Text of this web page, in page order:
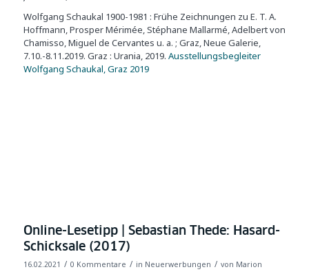
Wolfgang Schaukal 1900-1981 : Frühe Zeichnungen zu E. T. A.
Hoffmann, Prosper Mérimée, Stéphane Mallarmé, Adelbert von
Chamisso, Miguel de Cervantes u. a. ; Graz, Neue Galerie,
7.10.-8.11.2019. Graz : Urania, 2019. Ausstellungsbegleiter
Wolfgang Schaukal, Graz 2019
Online-Lesetipp | Sebastian Thede: Hasard-
Schicksale (2017)
16.02.2021 / 0 Kommentare / in Neuerwerbungen / von Marion